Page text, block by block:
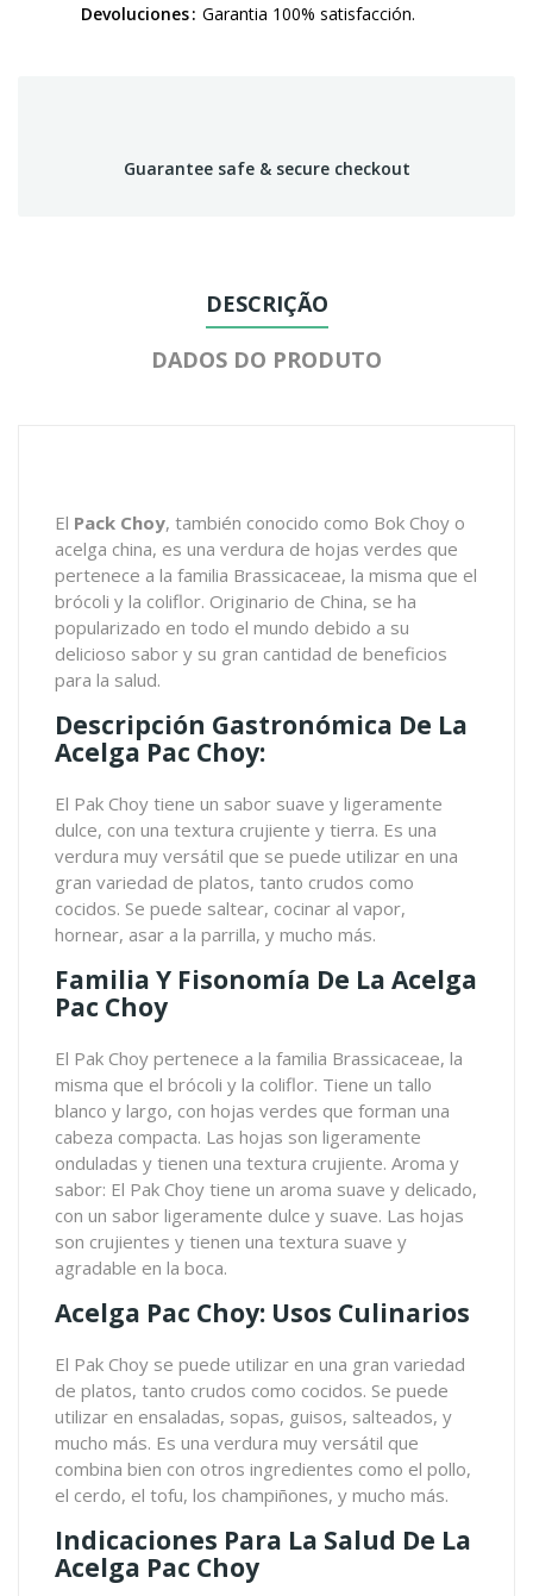
Devoluciones Garantia 100% satisfacción.
Guarantee safe & secure checkout
DESCRIÇÃO
DADOS DO PRODUTO
El Pack Choy, también conocido como Bok Choy o
acelga china, es una verdura de hojas verdes que
pertenece a la familia Brassicaceae, la misma que el
brócoli y la coliflor. Originario de China, se ha
popularizado en todo el mundo debido a su
delicioso sabor y su gran cantidad de beneficios
para la salud.
Descripción Gastronómica De La
Acelga Pac Choy:
El Pak Choy tiene un sabor suave y ligeramente
dulce, con una textura crujiente y tierra. Es una
verdura muy versátil que se puede utilizar en una
gran variedad de platos, tanto crudos como
cocidos. Se puede saltear, cocinar al vapor,
hornear, asar a la parrilla, y mucho más.
Familia Y Fisonomía De La Acelga
Pac Choy
El Pak Choy pertenece a la familia Brassicaceae, la
misma que el brócoli y la coliflor. Tiene un tallo
blanco y largo, con hojas verdes que forman una
cabeza compacta. Las hojas son ligeramente
onduladas y tienen una textura crujiente. Aroma y
sabor: El Pak Choy tiene un aroma suave y delicado,
con un sabor ligeramente dulce y suave. Las hojas
son crujientes y tienen una textura suave y
agradable en la boca.
Acelga Pac Choy: Usos Culinarios
El Pak Choy se puede utilizar en una gran variedad
de platos, tanto crudos como cocidos. Se puede
utilizar en ensaladas, sopas, guisos, salteados, y
mucho más. Es una verdura muy versátil que
combina bien con otros ingredientes como el pollo,
el cerdo, el tofu, los champiñones, y mucho más.
Indicaciones Para La Salud De La
Acelga Pac Choy